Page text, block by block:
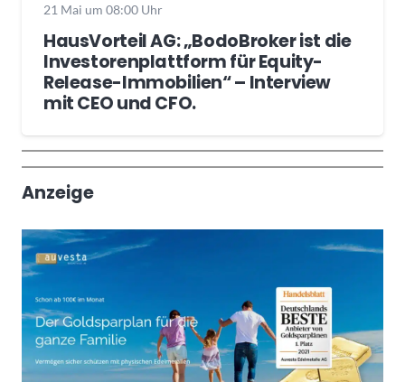
21 Mai um 08:00 Uhr
HausVorteil AG: „BodoBroker ist die
Investorenplattform für Equity-
Release-Immobilien“ – Interview
mit CEO und CFO.
Wochenrückblick
Trendthemen
Anzeige